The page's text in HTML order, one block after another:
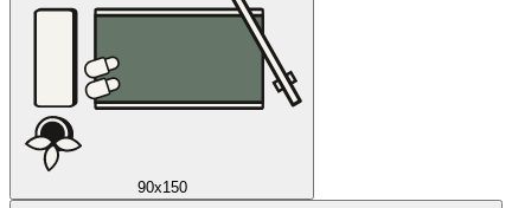
90x150